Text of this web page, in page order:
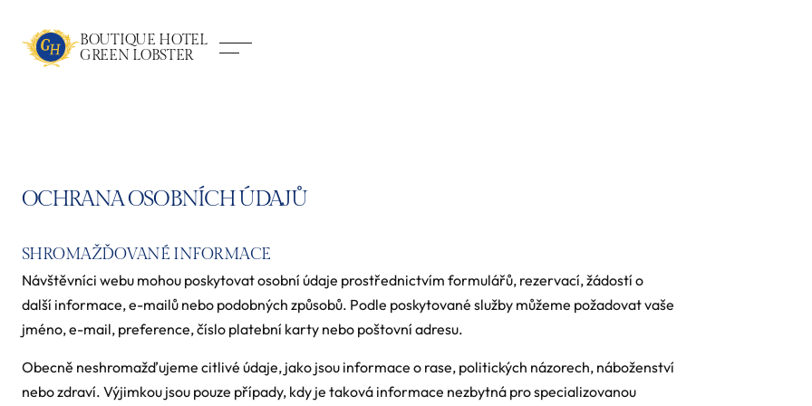
BOUTIQUE HOTEL
GREEN LOBSTER
OCHRANA OSOBNÍCH ÚDAJŮ
SHROMAŽĎOVANÉ INFORMACE
Návštěvníci webu mohou poskytovat osobní údaje prostřednictvím formulářů, rezervací, žádostí o
další informace, e-mailů nebo podobných způsobů. Podle poskytované služby můžeme požadovat vaše
jméno, e-mail, preference, číslo platební karty nebo poštovní adresu.
Obecně neshromažďujeme citlivé údaje, jako jsou informace o rase, politických názorech, náboženství
nebo zdraví. Výjimkou jsou pouze případy, kdy je taková informace nezbytná pro specializovanou